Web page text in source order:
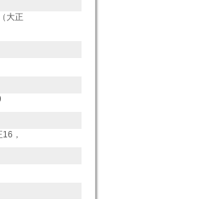
大正
，